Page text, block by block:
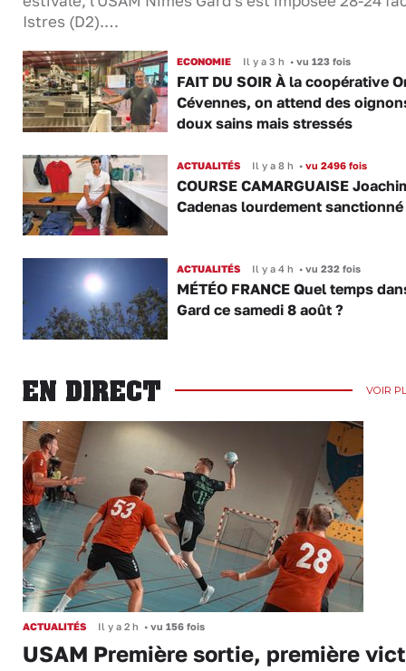
Istres (D2).…
ECONOMIE Il y a 3 h •vu 123 fois
FAIT DU SOIR À la coopérative
Cévennes, on attend des
doux sains mais stressés
ACTUALITÉS Il y a 8 h •vu 2496 fois
COURSE CAMARGUAISE
Cadenas lourdement sanctionné
ACTUALITÉS Il y a 4 h •vu 232 fois
MÉTÉO FRANCE Quel temps
Gard ce samedi 8 août ?
EN DIRECT VOIR
ACTUALITÉS Il y a 2 h • vu 156 fois
USAM Première sortie, première